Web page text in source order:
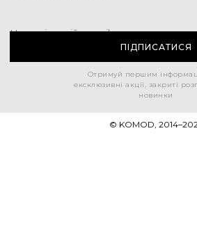
Напишіть свій e-mail
ПІДПИСАТИСЯ
Отримуй першим
ексклюзивні акції, закриті
новинки
© KOMOD, 2014–